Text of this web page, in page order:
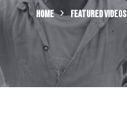
HOME FEATURED VIDEOS